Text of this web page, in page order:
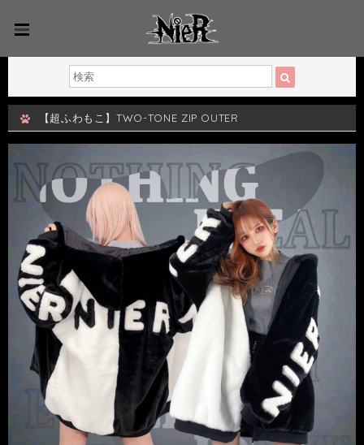
【超ふわもこ】TWO-TONE ZIP OUTER